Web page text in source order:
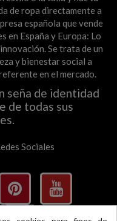
de ropa directamente a
española que vende
en España y Europa: Lo
Se trata de un
y bienestar social a
en el mercado.
seña de identidad
de todas sus
Sociales